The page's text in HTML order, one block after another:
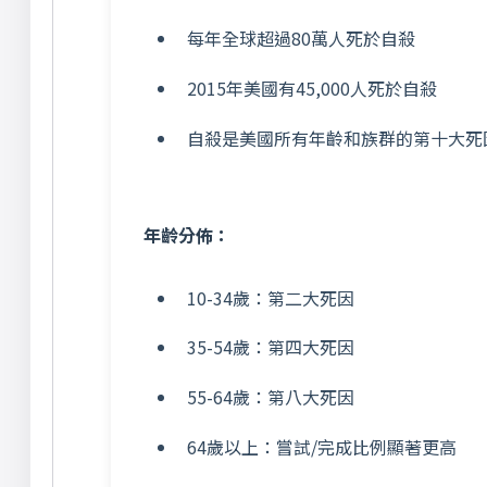
每年全球超過80萬人死於自殺
2015年美國有45,000人死於自殺
自殺是美國所有年齡和族群的第十大
年齡分佈：
10-34歲：第二大死因
35-54歲：第四大死因
55-64歲：第八大死因
64歲以上：嘗試/完成比例顯著更高